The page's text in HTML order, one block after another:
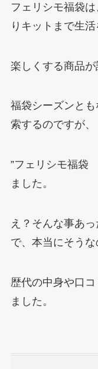
フェリシモ福袋
りキットまで生活
楽しくする商品が
福袋シーズンと
索するのですが、
”フェリシモ福袋
ました。
え？そんな事あ
で、本当にそうな
歴代の中身や口
ました。